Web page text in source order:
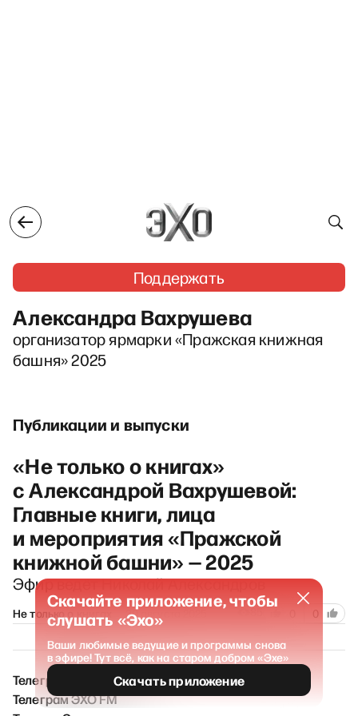
Поддержать
Александра Вахрушева
организатор ярмарки «Пражская книжная
башня» 2025
Публикации и выпуски
«Не только о книгах»
с Александрой Вахрушевой:
Главные книги, лица
и мероприятия «Пражской
книжной башни» — 2025
Эфир ведёт Николай Александров
Не только о книгах 30 августа 2025 85 0
Скачайте приложение, чтобы
слушать «Эхо»
Ваши любимые ведущие и программы снова
в эфире! Тут всё, как на старом добром «Эхе»
Скачать приложение
Телеграм ЭХО / Новости
Телеграм ЭХО FM